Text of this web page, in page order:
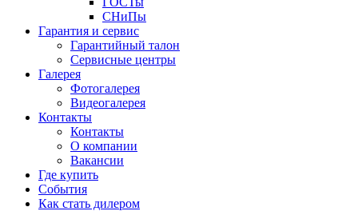
СНиПы
Гарантия и сервис
Гарантийный талон
Сервисные центры
Галерея
Фотогалерея
Видеогалерея
Контакты
Контакты
О компании
Вакансии
Где купить
События
Как стать дилером